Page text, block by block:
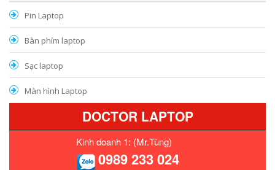
Pin Laptop
Bàn phím laptop
Sạc laptop
Màn hình Laptop
DOCTOR LAPTOP
Kinh doanh 1: (Mr.Tùng)
0989 233 024